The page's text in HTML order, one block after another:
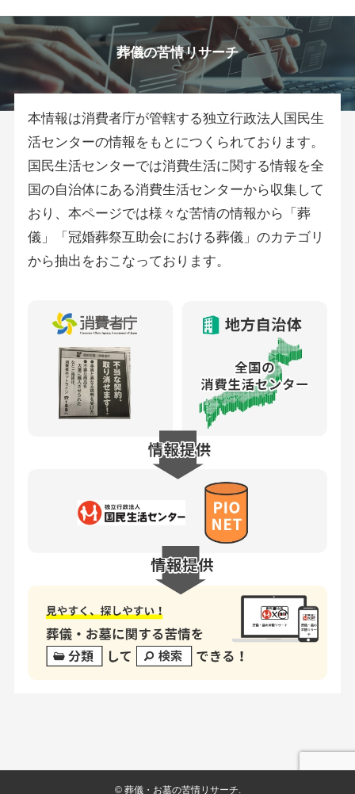
葬儀の苦情リサーチ
本情報は消費者庁が管轄する独立行政法人国民生
活センターの情報をもとにつくられております。
国民生活センターでは消費生活に関する情報を全
国の自治体にある消費生活センターから収集して
おり、本ページでは様々な苦情の情報から「葬
儀」「冠婚葬祭互助会における葬儀」のカテゴリ
から抽出をおこなっております。
©葬儀・お墓の苦情リサーチ.